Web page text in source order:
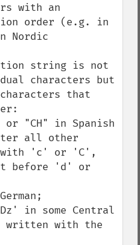
with an
order (e.g. in
Nordic
string is not
characters but
that
"CH" in Spanish
all other
with 'c' or 'C',
before 'd' or
in some Central
written with the